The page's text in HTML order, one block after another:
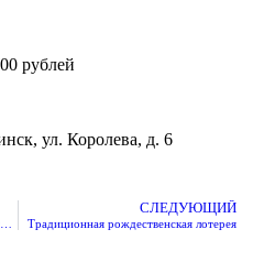
рублей
ул. Королева, д. 6
СЛЕДУЮЩИЙ
Традиционная рождественская лотерея